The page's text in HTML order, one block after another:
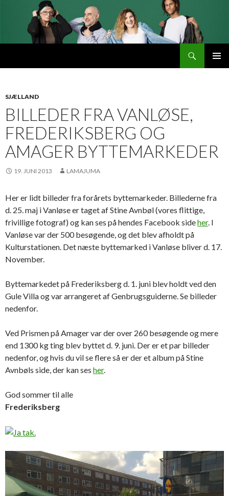
SJÆLLAND
BILLEDER FRA VANLØSE,
FREDERIKSBERG OG
AMAGER BYTTEMARKEDER
19. JUNI 2013 LAMAJUMA
Her er lidt billeder fra forårets byttemarkeder. Billederne fra
d. 25. maj i Vanløse er taget af Stine Avnbøl (vores flittige,
frivillige fotograf) og kan ses på hendes Facebook sideher. I
Vanløse var der 500 besøgende, og det blev afholdt på
Kulturstationen. Det næste byttemarked i Vanløse bliver d. 17.
November.
Byttemarkedet på Frederiksberg d. 1. juni blev holdt vedden
Gule Villa og var arrangeret af Genbrugsguiderne. Se billeder
nedenfor.
Ved Prismen på Amager var der over 260 besøgende og mere
end 1300 kg ting blev byttet d. 9. juni. Der er et par billeder
nedenfor, og hvis du vil se flere så er der et album på Stine
Avnbøls side, der kan ses her.
God sommer til alle
Frederiksberg